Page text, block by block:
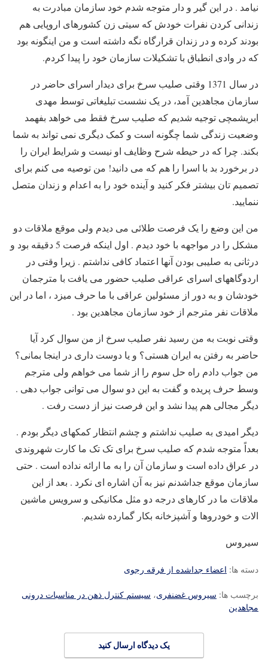
نیامد . در این گیر و دار متوجه شدم خود سازمان مبادرت به
زندانی کردن نفرات خودش که سیتی زن کشورهای اروپایی هم
بودند کرده و در زندان قرارگاه نگه داشته است و من اینگونه بود
که در وادی انطباق با تشکیلات سازمان خود را پیدا کردم.
در سال 1371 وقتی صلیب سرخ برای دیدار اسرای حاضر در
سازمان مجاهدین آمد، در یک نشست تبلیغاتی توسط مهدی
ابریشمچی توجیه شدیم که صلیب سرخ فقط می خواهد بفهمد
وضعیت زندگی شما چگونه است و کمک دیگری نمی تواند به شما
بکند. چرا که در حیطه شرح وظایف او نیست و شرایط ایران را
در برخورد بد با اسرا را هم که می دانید! من توصیه می کنم برای
تصمیم تان بیشتر فکر کنید و آینده خود را به اعدام و زندان متصل
ننمایید.
من این وضع را یک فرصت طلائی می دیدم ولی موقع ملاقات دو
مشکل را در مواجهه با خود دیدم . اول اینکه فرصت 5 دقیقه بود و
درثانی به صلیبی بودن آنها اعتماد کافی نداشتم . زیرا وقتی در
اردوگاههای اسرای عراقی صلیب حضور می یافت با مترجمان
خودشان و به دور از مسئولین عراقی با ما حرف میزد ، اما در این
ملاقات نفر مترجم از خود سازمان مجاهدین بود .
وقتی نوبت به من رسید نفر صلیب سرخ از من سوال کرد آیا
حاضر به رفتن به ایران هستی؟ و یا دوست داری در اینجا بمانی؟
من جواب دادم راه حل سوم را از شما می خواهم ولی مترجم
وسط حرف پریده و گفت به این دو سوال می توانی جواب دهی .
دیگر مجالی هم پیدا نشد و این فرصت نیز از دست رفت .
دیگر امیدی به صلیب نداشتم و چشم انتظار کمکهای دیگر بودم .
بعداً متوجه شدم که صلیب سرخ برای تک تک ما کارت شهروندی
در عراق داده است و سازمان آن را به ما ارائه نداده است . حتی
سازمان موقع جداشدنم نیز به آن اشاره ای نکرد . بعد از این
ملاقات ما در کارهای درجه دو مثل مکانیکی و سرویس ماشین
الات و خودروها و آشپزخانه بکار گمارده شدیم.
سیروس
دسته ها: اعضاء جداشده از فرقه رجوی
برچسب ها: سیروس غضنفری، سیستم کنترل ذهن در مناسبات درونی
مجاهدین
یک دیدگاه ارسال کنید